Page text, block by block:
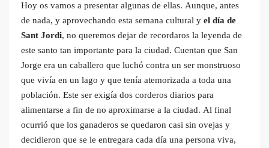
Hoy os vamos a presentar algunas de ellas. Aunque, antes
de nada, y aprovechando esta semana cultural y el día de
Sant Jordi, no queremos dejar de recordaros la leyenda de
este santo tan importante para la ciudad. Cuentan que San
Jorge era un caballero que luchó contra un ser monstruoso
que vivía en un lago y que tenía atemorizada a toda una
población. Este ser exigía dos corderos diarios para
alimentarse a fin de no aproximarse a la ciudad. Al final
ocurrió que los ganaderos se quedaron casi sin ovejas y
decidieron que se le entregara cada día una persona viva,